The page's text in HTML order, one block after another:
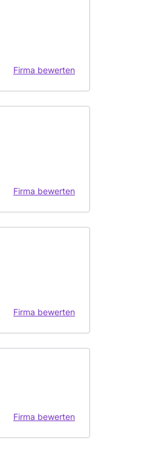
Firma bewerten
Firma bewerten
Firma bewerten
Firma bewerten